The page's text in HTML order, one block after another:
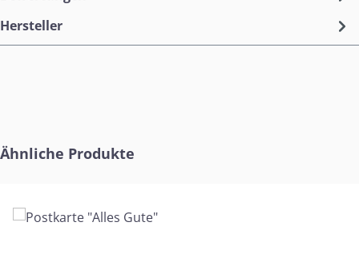
Hersteller
Produktgalerie überspringen
Ähnliche Produkte